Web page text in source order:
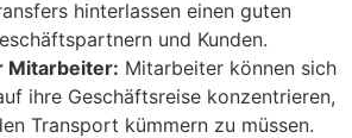
hinterlassen einen guten
und Kunden.
Mitarbeiter: Mitarbeiter können sich
ihre Geschäftsreise konzentrieren,
Transport kümmern zu müssen.